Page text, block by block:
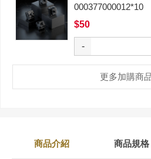
000377000012*10
$50
-
更多加購商
商品介紹 商品規格